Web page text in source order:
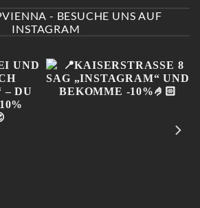
- BESUCHE UNS AUF
INSTAGRAM